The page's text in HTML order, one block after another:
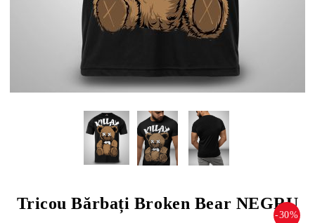
Tricou Bărbați Broken Bear NEGRU
-30%